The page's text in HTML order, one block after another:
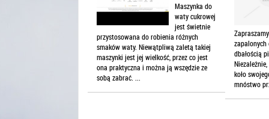
Maszynka do
waty cukrowej
jest świetnie
przystosowana do robienia różnych
smaków waty. Niewątpliwą zaletą takiej
maszynki jest jej wielkość, przez co jest
ona praktyczna i można ją wszędzie ze
sobą zabrać. ...
zapalonych
dbałością
koło
mnóstwo